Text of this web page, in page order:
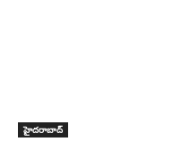
హైదరాబాద్‌